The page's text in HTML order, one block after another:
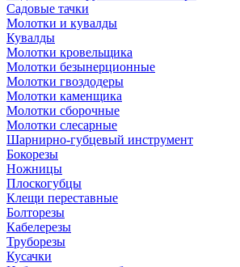
Садовые тачки
Молотки и кувалды
Кувалды
Молотки кровельщика
Молотки безынерционные
Молотки гвоздодеры
Молотки каменщика
Молотки сборочные
Молотки слесарные
Шарнирно-губцевый инструмент
Бокорезы
Ножницы
Плоскогубцы
Клещи переставные
Болторезы
Кабелерезы
Труборезы
Кусачки